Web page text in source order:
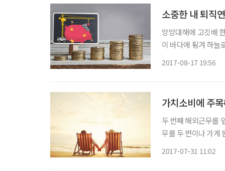
소중한 내 퇴직
망망대해에 고깃배
이 바다에 튕겨 하늘
2017-08-17 19:56
가치소비에 주
두 번째 해외근무를
무를 두 번이나 가게
2017-07-31 11:02